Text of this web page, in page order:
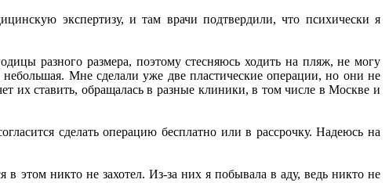
экспертизу, и там врачи подтвердили, что психически я
разного размера, поэтому стесняюсь ходить на пляж, не могу
Мне сделали уже две пластические операции, но они не
ставить, обращалась в разные клиники, в том числе в Москве и
сделать операцию бесплатно или в рассрочку. Надеюсь на
этом никто не захотел. Из-за них я побывала в аду, ведь никто не